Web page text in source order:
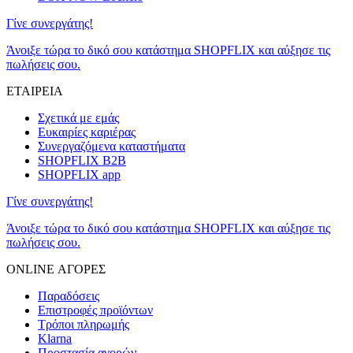
Γίνε συνεργάτης!
Άνοιξε τώρα το δικό σου κατάστημα SHOPFLIX και αύξησε τις
πωλήσεις σου.
ΕΤΑΙΡΕΙΑ
Σχετικά με εμάς
Ευκαιρίες καριέρας
Συνεργαζόμενα καταστήματα
SHOPFLIX B2B
SHOPFLIX app
Γίνε συνεργάτης!
Άνοιξε τώρα το δικό σου κατάστημα SHOPFLIX και αύξησε τις
πωλήσεις σου.
ONLINE ΑΓΟΡΕΣ
Παραδόσεις
Επιστροφές προϊόντων
Τρόποι πληρωμής
Klarna